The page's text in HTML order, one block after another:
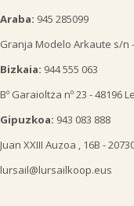
Araba: 945 285099
Granja Modelo Arkaute s/n
Bizkaia: 944 555 063
Bº Garaioltza nº 23 - 48196
Gipuzkoa: 943 083 888
Juan XXIII Auzoa , 16B -
lursail@lursailkoop.eus